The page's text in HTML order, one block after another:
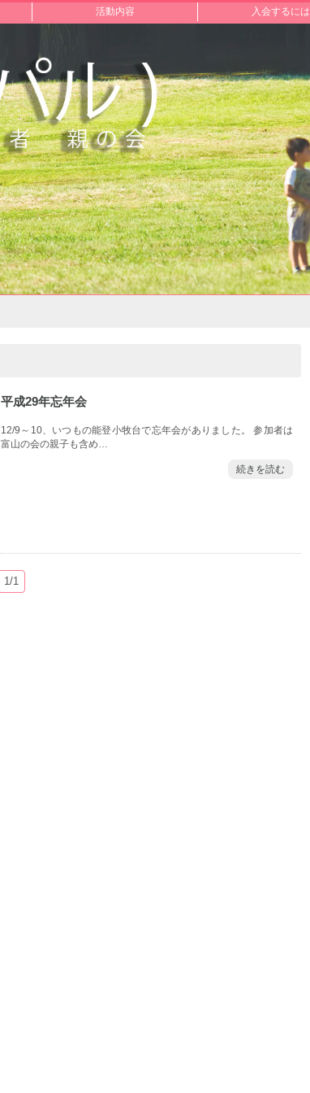
活動内容 入会するには
平成29年忘年会
12/9～10、いつもの能登小牧台で忘年会がありました。 参加者は
富山の会の親子も含め…
続きを読む
1/1